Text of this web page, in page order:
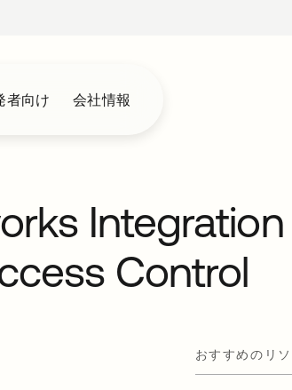
ブで開く
者向け 会社情報
Integration
Control
おすすめのリ